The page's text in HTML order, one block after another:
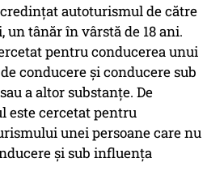
autoturismul de către
un tânăr în vârstă de 18 ani.
pentru conducerea unui
conducere și conducere sub
a altor substanțe. De
este cercetat pentru
unei persoane care nu
și sub influența